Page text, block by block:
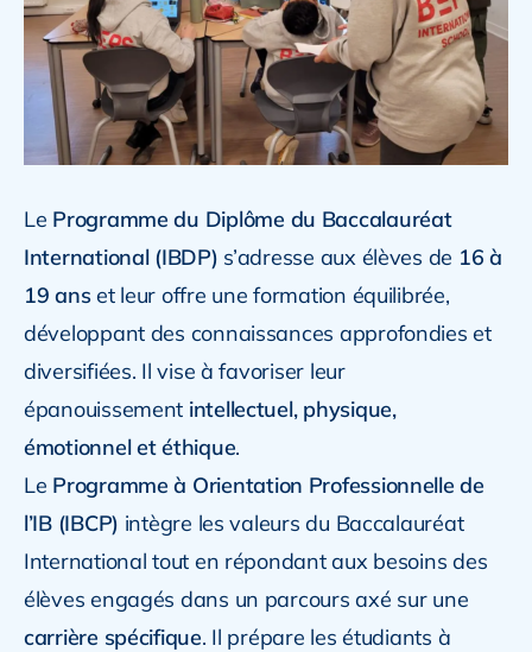
Le Programme du Diplôme du Baccalauréat
International (IBDP) s’adresse aux élèves de 16 à
19 anset leur offre une formation équilibrée,
développant des connaissances approfondies et
diversifiées. Il vise à favoriser leur
épanouissement intellectuel, physique,
émotionnel et éthique.
Le Programme à Orientation Professionnelle de
l’IB (IBCP) intègre les valeurs du Baccalauréat
International tout en répondant aux besoins des
élèves engagés dans un parcours axé sur une
carrière spécifique. Il prépare les étudiants à